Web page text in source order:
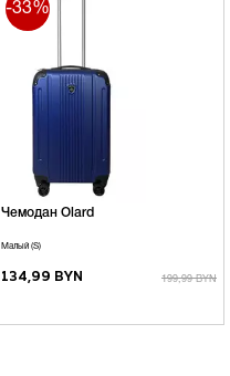
Чемодан Olard
Малый (S)
134,99 BYN 199,99 BYN
-33%